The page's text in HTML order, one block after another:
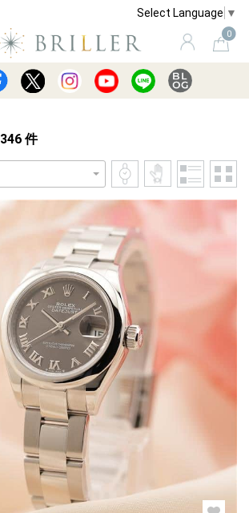
Select Language ▼
0
ショッピングガイド 買取
346 件